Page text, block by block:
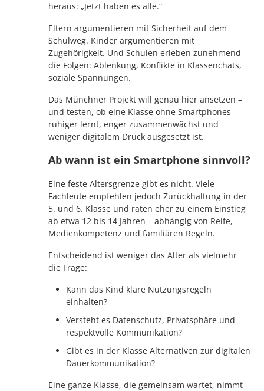
heraus: „Jetzt haben es alle.“
Eltern argumentieren mit Sicherheit auf dem
Schulweg. Kinder argumentieren mit
Zugehörigkeit. Und Schulen erleben zunehmend
die Folgen: Ablenkung, Konflikte in Klassenchats,
soziale Spannungen.
Das Münchner Projekt will genau hier ansetzen –
und testen, ob eine Klasse ohne Smartphones
ruhiger lernt, enger zusammenwächst und
weniger digitalem Druck ausgesetzt ist.
Ab wann ist ein Smartphone sinnvoll?
Eine feste Altersgrenze gibt es nicht. Viele
Fachleute empfehlen jedoch Zurückhaltung in der
5. und 6. Klasse und raten eher zu einem Einstieg
ab etwa 12 bis 14 Jahren – abhängig von Reife,
Medienkompetenz und familiären Regeln.
Entscheidend ist weniger das Alter als vielmehr
die Frage:
Kann das Kind klare Nutzungsregeln
einhalten?
Versteht es Datenschutz, Privatsphäre und
respektvolle Kommunikation?
Gibt es in der Klasse Alternativen zur digitalen
Dauerkommunikation?
Eine ganze Klasse, die gemeinsam wartet, nimmt